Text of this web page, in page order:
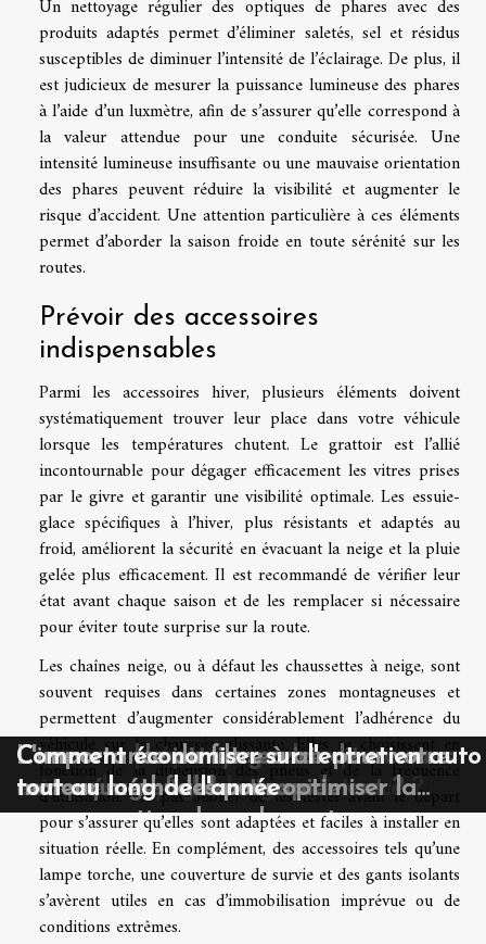
Un nettoyage régulier des optiques de phares avec des
produits adaptés permet d’éliminer saletés, sel et résidus
susceptibles de diminuer l’intensité de l’éclairage. De plus, il
est judicieux de mesurer la puissance lumineuse des phares
à l’aide d’un luxmètre, afin de s’assurer qu’elle correspond à
la valeur attendue pour une conduite sécurisée. Une
intensité lumineuse insuffisante ou une mauvaise orientation
des phares peuvent réduire la visibilité et augmenter le
risque d’accident. Une attention particulière à ces éléments
permet d’aborder la saison froide en toute sérénité sur les
routes.
Prévoir des accessoires
indispensables
Parmi les accessoires hiver, plusieurs éléments doivent
systématiquement trouver leur place dans votre véhicule
lorsque les températures chutent. Le grattoir est l’allié
incontournable pour dégager efficacement les vitres prises
par le givre et garantir une visibilité optimale. Les essuie-
glace spécifiques à l’hiver, plus résistants et adaptés au
froid, améliorent la sécurité en évacuant la neige et la pluie
gelée plus efficacement. Il est recommandé de vérifier leur
état avant chaque saison et de les remplacer si nécessaire
pour éviter toute surprise sur la route.
Les chaînes neige, ou à défaut les chaussettes à neige, sont
souvent requises dans certaines zones montagneuses et
permettent d’augmenter considérablement l’adhérence du
véhicule sur la chaussée glissante. Elles se choisissent en
fonction de la dimension des pneus et de la fréquence
d’utilisation. Ne pas oublier de les tester avant le départ
pour s’assurer qu’elles sont adaptées et faciles à installer en
situation réelle. En complément, des accessoires tels qu’une
lampe torche, une couverture de survie et des gants isolants
s’avèrent utiles en cas d’immobilisation imprévue ou de
conditions extrêmes.
Comment préparer sa moto pour une
saison de voyages longue distance ?
Comment le nettoyage de voiture sans
eau préserve-t-il l'environnement ?
Comment choisir un service de
remorquage fiable et rapide
L'importance du filtre à air pour votre
moteur méthodes pour optimiser la
consommation de carburant
Comment économiser sur l'entretien auto
tout au long de l'année